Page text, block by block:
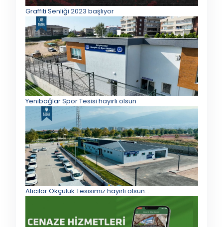
Graffiti Senliği 2023 başlıyor
Yenibağlar Spor Tesisi hayırlı olsun
Atıcılar Okçuluk Tesisimiz hayırlı olsun...